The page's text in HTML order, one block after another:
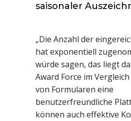
saisonaler
„Die Anzahl der
hat exponentiell
würde sagen, das liegt
Award Force im
von Formularen eine
benutzerfreundliche
können auch effektive